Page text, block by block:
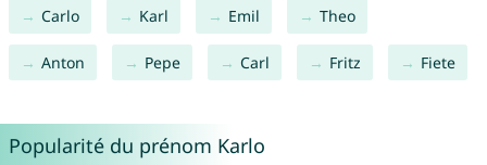
Carlo Karl Emil Theo
Anton Pepe Carl Fritz Fiete
Popularité du prénom Karlo